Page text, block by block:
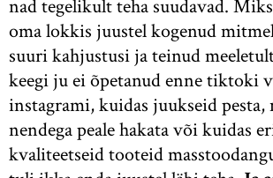
nad tegelikult teha suudavad.
oma lokkis juustel kogenud
suuri kahjustusi ja teinud
keegi ju ei õpetanud enne tiktoki
instagrami, kuidas juukseid pesta,
nendega peale hakata või kuidas
kvaliteetseid tooteid